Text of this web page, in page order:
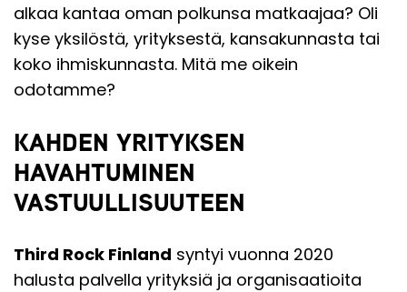
alkaa kantaa oman polkunsa matkaajaa? Oli
kyse yksilöstä, yrityksestä, kansakunnasta tai
koko ihmiskunnasta. Mitä me oikein
odotamme?
KAHDEN YRITYKSEN
HAVAHTUMINEN
VASTUULLISUUTEEN
Third Rock Finland syntyi vuonna 2020
halusta palvella yrityksiä ja organisaatioita